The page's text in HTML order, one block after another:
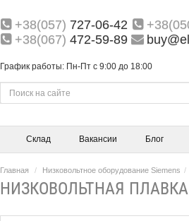
+38(057) 727-06-42
+38(067) 472-59-89
График работы: Пн-Пт с 9:00 до 18:00
Склад Вакансии Блог
Главная Низковольтное оборудование Siemens
НИЗКОВОЛЬТНАЯ